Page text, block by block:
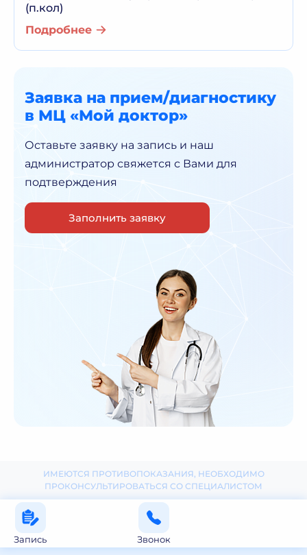
(п.кол)
Подробнее
Заявка на прием/диагностику
в МЦ «Мой доктор»
Оставьте заявку на запись и наш
администратор свяжется с Вами для
подтверждения
Заполнить заявку
ИМЕЮТСЯ ПРОТИВОПОКАЗАНИЯ, НЕОБХОДИМО
ПРОКОНСУЛЬТИРОВАТЬСЯ СО СПЕЦИАЛИСТОМ
Запись Звонок